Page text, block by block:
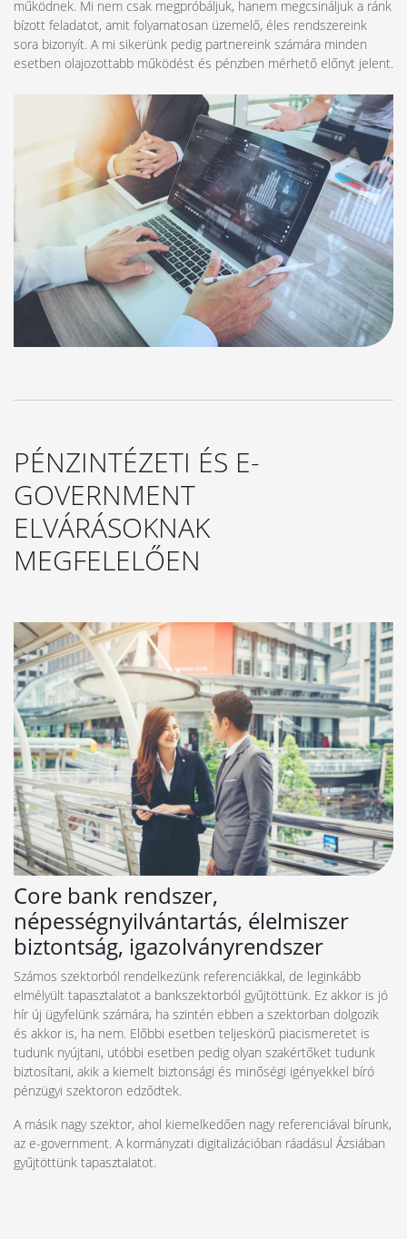
működnek. Mi nem csak megpróbáljuk, hanem megcsináljuk a ránk
bízott feladatot, amit folyamatosan üzemelő, éles rendszereink
sora bizonyít. A mi sikerünk pedig partnereink számára minden
esetben olajozottabb működést és pénzben mérhető előnyt jelent.
PÉNZINTÉZETI ÉS E-
GOVERNMENT
ELVÁRÁSOKNAK
MEGFELELŐEN
Core bank rendszer,
népességnyilvántartás, élelmiszer
biztontság, igazolványrendszer
Számos szektorból rendelkezünk referenciákkal, de leginkább
elmélyült tapasztalatot a bankszektorból gyűjtöttünk. Ez akkor is jó
hír új ügyfelünk számára, ha szintén ebben a szektorban dolgozik
és akkor is, ha nem. Előbbi esetben teljeskörű piacismeretet is
tudunk nyújtani, utóbbi esetben pedig olyan szakértőket tudunk
biztosítani, akik a kiemelt biztonsági és minőségi igényekkel bíró
pénzügyi szektoron edződtek.
A másik nagy szektor, ahol kiemelkedően nagy referenciával bírunk,
az e-government. A kormányzati digitalizációban ráadásul Ázsiában
gyűjtöttünk tapasztalatot.